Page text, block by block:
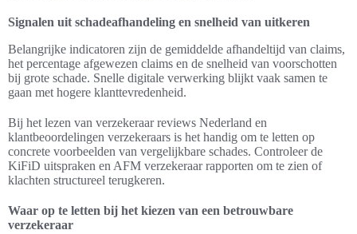
Signalen uit schadeafhandeling en snelheid van uitkeren
Belangrijke indicatoren zijn de gemiddelde afhandeltijd van claims,
het percentage afgewezen claims en de snelheid van voorschotten
bij grote schade. Snelle digitale verwerking blijkt vaak samen te
gaan met hogere klanttevredenheid.
Bij het lezen van verzekeraar reviews Nederland en
klantbeoordelingen verzekeraars is het handig om te letten op
concrete voorbeelden van vergelijkbare schades. Controleer de
KiFiD uitspraken en AFM verzekeraar rapporten om te zien of
klachten structureel terugkeren.
Waar op te letten bij het kiezen van een betrouwbare
verzekeraar